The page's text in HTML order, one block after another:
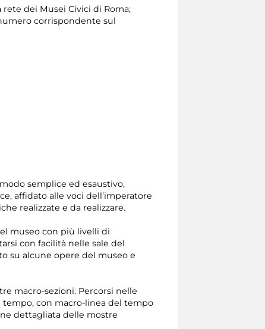
dei Musei Civici di Roma;
corrispondente sul
semplice ed esaustivo,
affidato alle voci dell’imperatore
realizzate e da realizzare.
museo con più livelli di
con facilità nelle sale del
su alcune opere del museo e
macro-sezioni: Percorsi nelle
tempo, con macro-linea del tempo
dettagliata delle mostre